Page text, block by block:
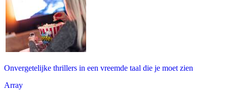
Onvergetelijke thrillers in een vreemde taal die je moet zien
Array